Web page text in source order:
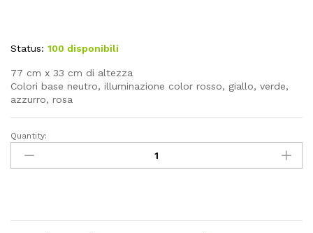
Status: 100 disponibili
77 cm x 33 cm di altezza
Colori base neutro, illuminazione color rosso, giallo, verde,
azzurro, rosa
T
Ball
light
Quantity: